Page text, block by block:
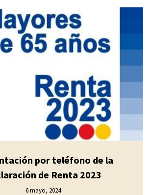
por teléfono de la
de Renta 2023
6 mayo, 2024